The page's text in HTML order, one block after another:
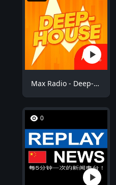
Max Radio - Deep-House
0